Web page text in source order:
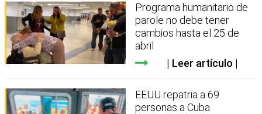
Programa humanitario de
parole no debe tener
cambios hasta el 25 de
abril
Leer artículo
EEUU repatria a 69
personas a Cuba